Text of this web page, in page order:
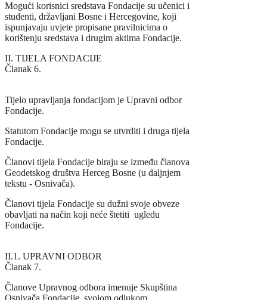
Mogući korisnici sredstava Fondacije su učenici i
studenti, državljani Bosne i Hercegovine, koji
ispunjavaju uvjete propisane pravilnicima o
korištenju sredstava i drugim aktima Fondacije.
II. TIJELA FONDACIJE
Članak 6.
Tijelo upravljanja fondacijom je Upravni odbor
Fondacije.
Statutom Fondacije mogu se utvrditi i druga tijela
Fondacije.
Članovi tijela Fondacije biraju se između članova
Geodetskog društva Herceg Bosne (u daljnjem
tekstu - Osnivača).
Članovi tijela Fondacije su dužni svoje obveze
obavljati na način koji neće štetiti ugledu
Fondacije.
II.1. UPRAVNI ODBOR
Članak 7.
Članove Upravnog odbora imenuje Skupština